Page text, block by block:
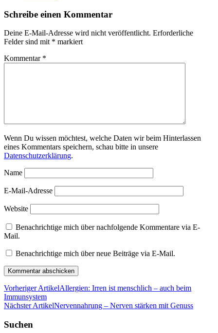
Schreibe einen Kommentar
Deine E-Mail-Adresse wird nicht veröffentlicht. Erforderliche
Felder sind mit * markiert
Kommentar *
Wenn Du wissen möchtest, welche Daten wir beim Hinterlassen
eines Kommentars speichern, schau bitte in unsere
Datenschutzerklärung.
Name
E-Mail-Adresse
Website
Benachrichtige mich über nachfolgende Kommentare via E-
Mail.
Benachrichtige mich über neue Beiträge via E-Mail.
Vorheriger ArtikelAllergien: Irren ist menschlich – auch beim
Immunsystem
Nächster ArtikelNervennahrung – Nerven stärken mit Genuss
Suchen